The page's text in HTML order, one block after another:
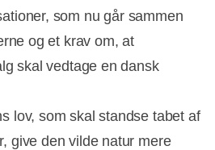
som nu går sammen
og et krav om, at
skal vedtage en dansk
lov, som skal standse tabet af
give den vilde natur mere